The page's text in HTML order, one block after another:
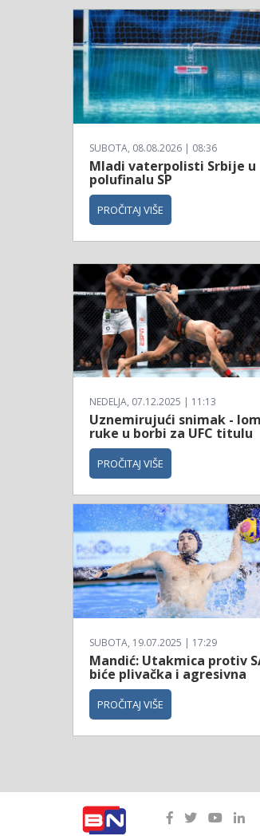
SUBOTA, 08.08.2026 | 08:36
Mladi vaterpolisti Srbije u
polufinalu SP
PROČITAJ VIŠE
NEDELJA, 07.12.2025 | 11:13
Uznemirujući snimak - lom
ruke u borbi za UFC titulu
PROČITAJ VIŠE
SUBOTA, 19.07.2025 | 17:29
Mandić: Utakmica protiv
biće plivačka i agresivna
PROČITAJ VIŠE